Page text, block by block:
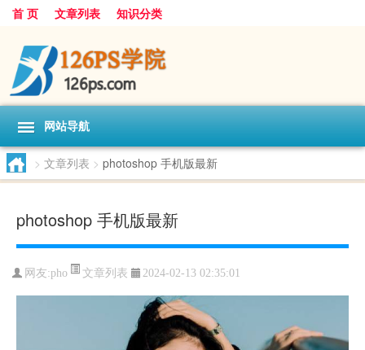
首 页 文章列表 知识分类
网站导航
> 文章列表 > photoshop 手机版最新
photoshop 手机版最新
网友:pho 文章列表 2024-02-13 02:35:01